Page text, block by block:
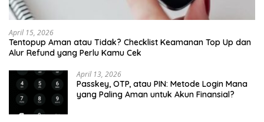
April 15, 2026
Tentopup Aman atau Tidak? Checklist Keamanan Top Up dan
Alur Refund yang Perlu Kamu Cek
April 13, 2026
Passkey, OTP, atau PIN: Metode Login Mana
yang Paling Aman untuk Akun Finansial?